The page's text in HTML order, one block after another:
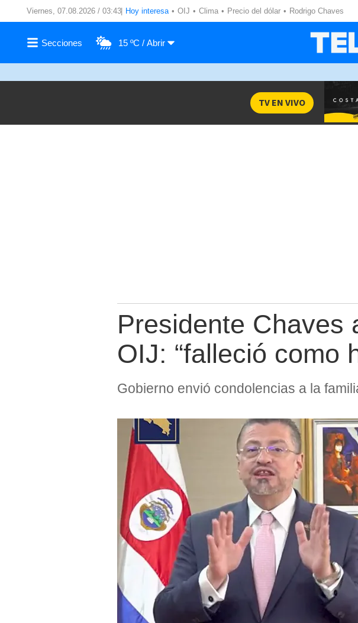
Viernes, 07.08.2026 / 03:43 Hoy interesa OIJ Clima Precio del dólar Rodrigo Chaves
15 ºC
TV EN VIVO
Presidente Chaves
OIJ: “falleció como
Gobierno envió condolencias a la